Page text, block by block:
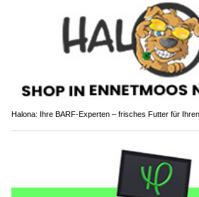
Halona: Ihre BARF-Experten – frisches Futter für